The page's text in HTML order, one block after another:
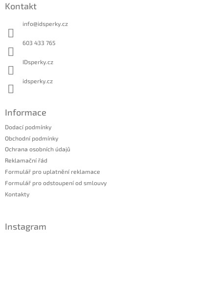
Kontakt
info@idsperky.cz
603 433 765
IDsperky.cz
idsperky.cz
Informace
Dodací podmínky
Obchodní podmínky
Ochrana osobních údajů
Reklamační řád
Formulář pro uplatnění reklamace
Formulář pro odstoupení od smlouvy
Kontakty
Instagram